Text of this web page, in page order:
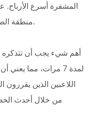
المشفرة أسرع الأرباح.
منطقة الصراف الأحدث لإجراء الإيداع الأول.
أهم شيء يجب أن تتذكره
لمدة 7 مرات، مما
اللاعبين الذين يقررون
من خلال أحدث